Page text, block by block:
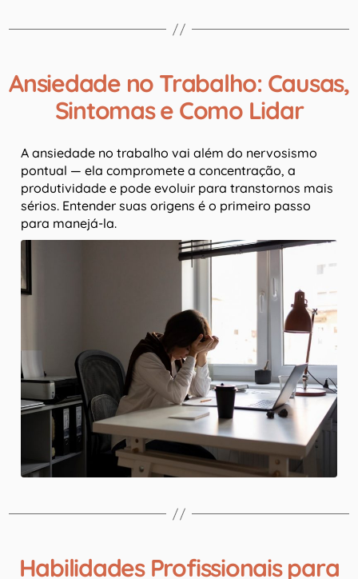
Ansiedade no Trabalho: Causas,
Sintomas e Como Lidar
A ansiedade no trabalho vai além do nervosismo
pontual — ela compromete a concentração, a
produtividade e pode evoluir para transtornos mais
sérios. Entender suas origens é o primeiro passo
para manejá-la.
Habilidades Profissionais para